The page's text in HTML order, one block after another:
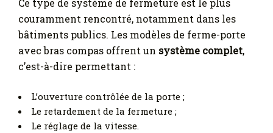
Ce type de système de fermeture est le plus
couramment rencontré, notamment dans les
bâtiments publics. Les modèles de ferme-porte
avec bras compas offrent un système complet,
c’est-à-dire permettant :
L’ouverture contrôlée de la porte ;
Le retardement de la fermeture ;
Le réglage de la vitesse.